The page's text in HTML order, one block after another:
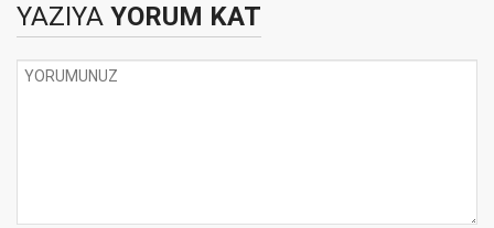
YAZIYA YORUM KAT